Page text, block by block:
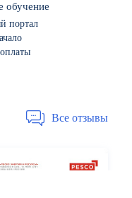
обучение
портал
Все отзывы